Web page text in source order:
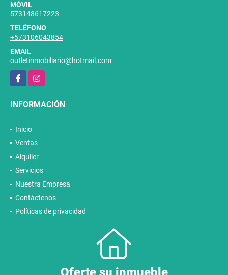
MÓVIL
573148617223
TELÉFONO
+573106043854
EMAIL
outletinmobiliario@hotmail.com
FacebookInstagram
INFORMACIÓN
Inicio
Ventas
Alquiler
Servicios
Nuestra Empresa
Contáctenos
Políticas de privacidad